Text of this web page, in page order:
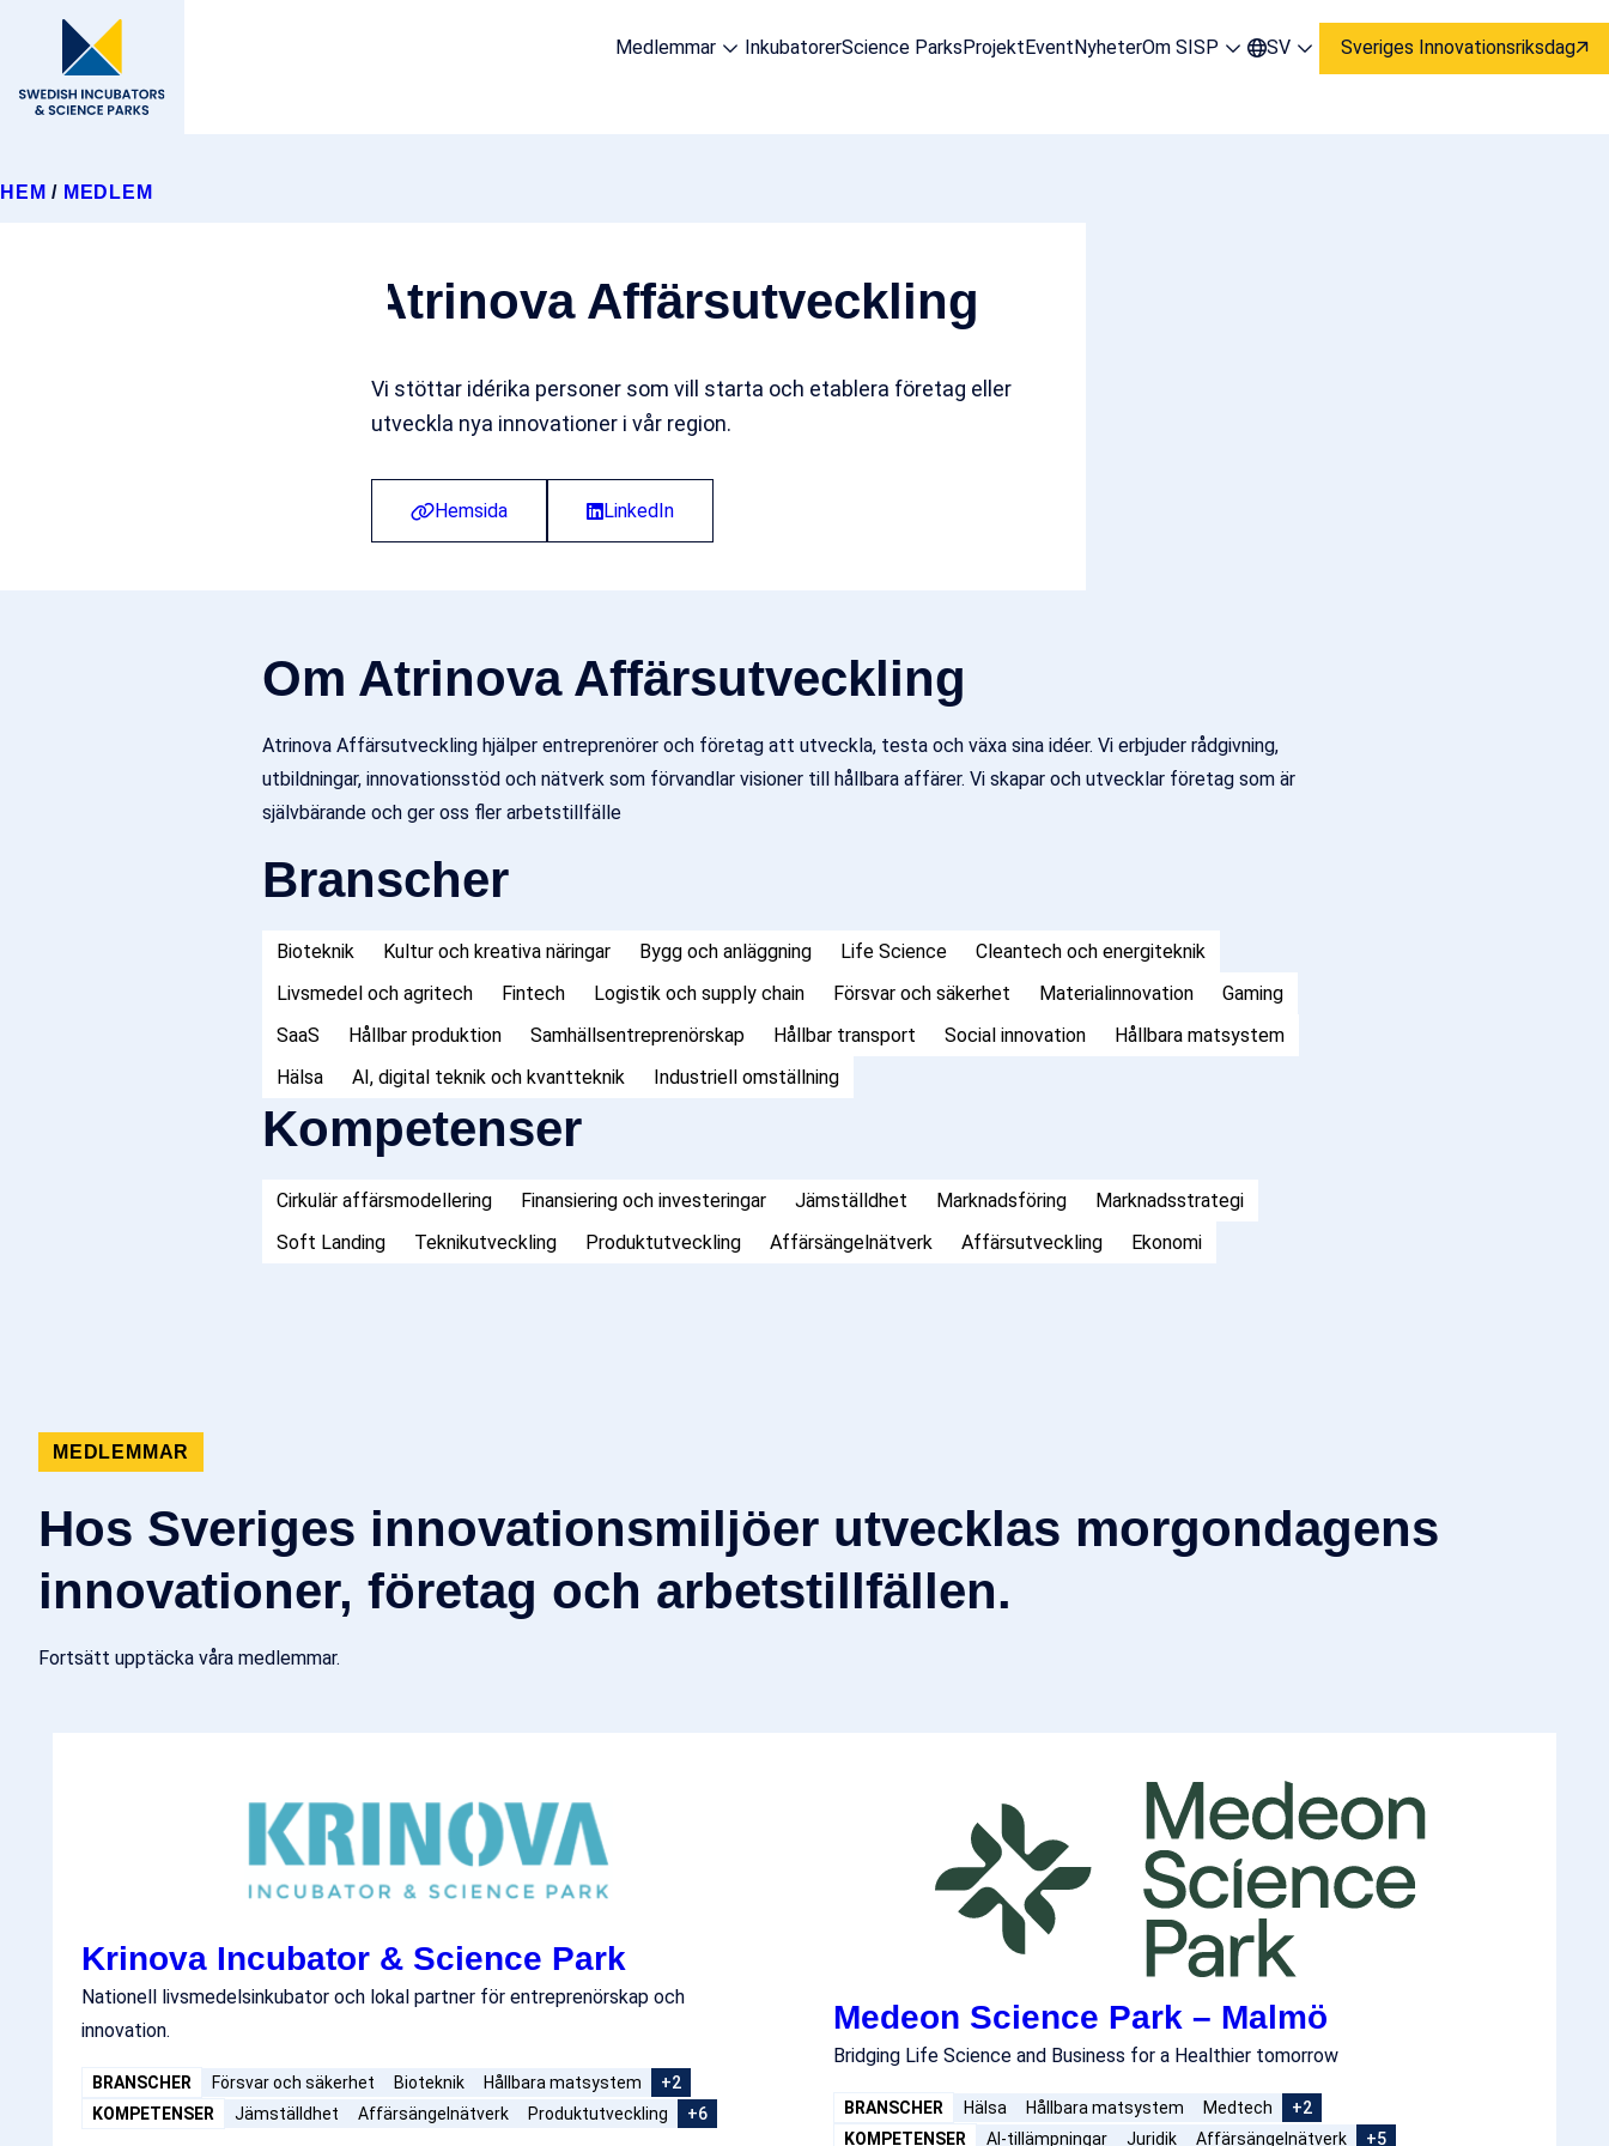
Medlemmar InkubatorerScience ParksProjektEventNyheterOm SISP SV Sveriges Innovationsriksdag
HEM / MEDLEM
Atrinova Affärsutveckling
Vi stöttar idérika personer som vill starta och etablera företag eller
utveckla nya innovationer i vår region.
Hemsida LinkedIn
Om Atrinova Affärsutveckling
Atrinova Affärsutveckling hjälper entreprenörer och företag att utveckla, testa och växa sina idéer. Vi erbjuder rådgivning,
utbildningar, innovationsstöd och nätverk som förvandlar visioner till hållbara affärer. Vi skapar och utvecklar företag som är
självbärande och ger oss fler arbetstillfälle
Branscher
Bioteknik Kultur och kreativa näringar Bygg och anläggning Life Science
Cleantech och energiteknik
Livsmedel och agritech
Fintech Logistik och supply chain Försvar och säkerhet Materialinnovation
Gaming
SaaS
Hållbar produktion Samhällsentreprenörskap Hållbar transport Social innovation
Hållbara matsystem
Hälsa
AI, digital teknik och kvantteknik Industriell omställning
Kompetenser
Cirkulär affärsmodellering Finansiering och investeringar Jämställdhet Marknadsföring
Marknadsstrategi
Soft Landing
Teknikutveckling Produktutveckling Affärsängelnätverk Affärsutveckling Ekonomi
MEDLEMMAR
Hos Sveriges innovationsmiljöer utvecklas morgondagens
innovationer, företag och arbetstillfällen.
Fortsätt upptäcka våra medlemmar.
Krinova Incubator & Science Park
Nationell livsmedelsinkubator och lokal partner för entreprenörskap och
innovation.
BRANSCHER Försvar och säkerhet Bioteknik Hållbara matsystem
+2
KOMPETENSER
Jämställdhet Affärsängelnätverk Produktutveckling +6
Medeon Science Park – Malmö
Bridging Life Science and Business for a Healthier tomorrow
BRANSCHER Hälsa Hållbara matsystem Medtech
+2
KOMPETENSER
AI-tillämpningar Juridik Affärsängelnätverk +5